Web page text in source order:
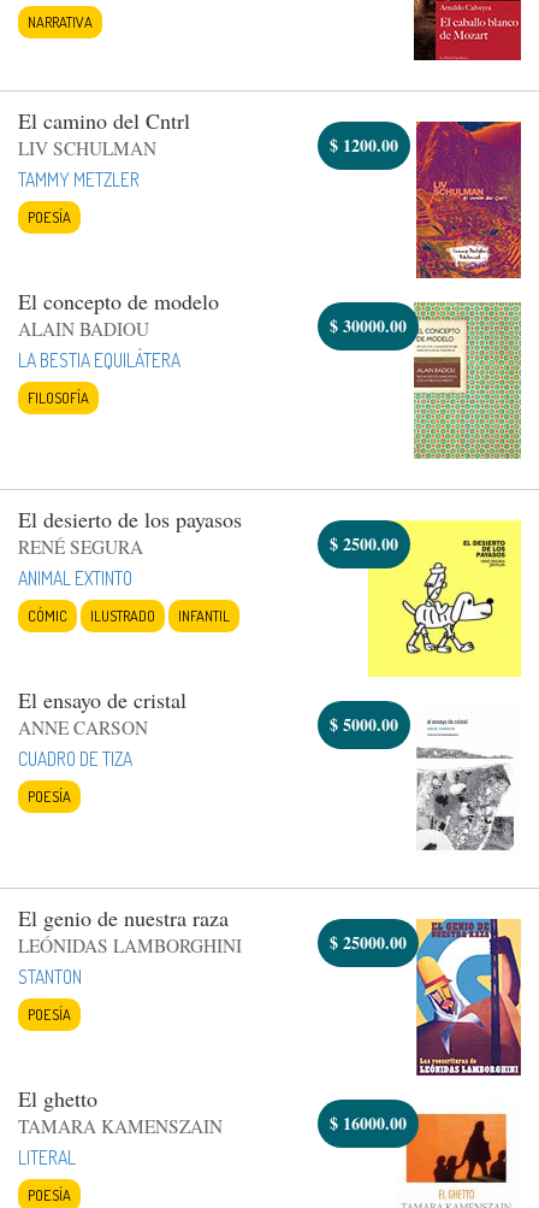
NARRATIVA
El camino del Cntrl
LIV SCHULMAN
TAMMY METZLER
POESÍA
$ 1200.00
El concepto de modelo
ALAIN BADIOU
LA BESTIA EQUILÁTERA
FILOSOFÍA
$30000.00
El desierto de los payasos
RENÉ SEGURA
ANIMAL EXTINTO
CÓMIC ILUSTRADO INFANTIL
$2500.00
El ensayo de cristal
ANNE CARSON
CUADRO DE TIZA
POESÍA
$5000.00
El genio de nuestra raza
LEÓNIDAS LAMBORGHINI
STANTON
POESÍA
$25000.00
El ghetto
TAMARA KAMENSZAIN
LITERAL
POESÍA
$ 16000.00